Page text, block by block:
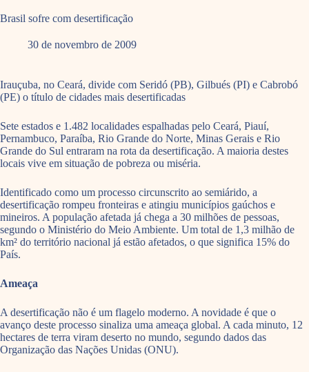
Brasil sofre com desertificação
30 de novembro de 2009
Irauçuba, no Ceará, divide com Seridó (PB), Gilbués (PI) e Cabrobó
(PE) o título de cidades mais desertificadas
Sete estados e 1.482 localidades espalhadas pelo Ceará, Piauí,
Pernambuco, Paraíba, Rio Grande do Norte, Minas Gerais e Rio
Grande do Sul entraram na rota da desertificação. A maioria destes
locais vive em situação de pobreza ou miséria.
Identificado como um processo circunscrito ao semiárido, a
desertificação rompeu fronteiras e atingiu municípios gaúchos e
mineiros. A população afetada já chega a 30 milhões de pessoas,
segundo o Ministério do Meio Ambiente. Um total de 1,3 milhão de
km² do território nacional já estão afetados, o que significa 15% do
País.
Ameaça
A desertificação não é um flagelo moderno. A novidade é que o
avanço deste processo sinaliza uma ameaça global. A cada minuto, 12
hectares de terra viram deserto no mundo, segundo dados das
Organização das Nações Unidas (ONU).